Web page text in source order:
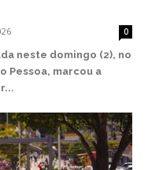
0
neste domingo (2), no
Pessoa, marcou a